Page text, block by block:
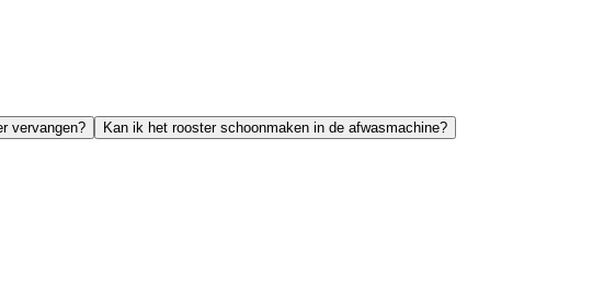
vervangen?
Kan ik het rooster schoonmaken in de afwasmachine?